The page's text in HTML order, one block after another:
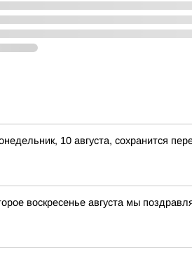
10 августа, сохранится
воскресенье августа мы